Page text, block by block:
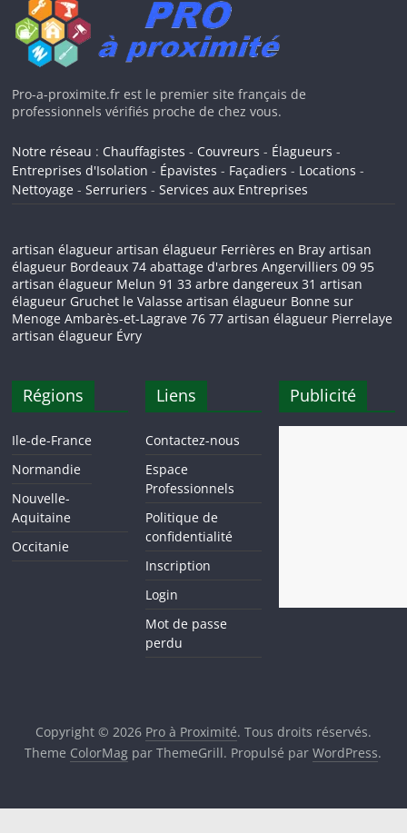
Pro-a-proximite.fr est le premier site français de
professionnels vérifiés proche de chez vous.
Notre réseau : Chauffagistes - Couvreurs - Élagueurs -
Entreprises d'Isolation - Épavistes - Façadiers - Locations -
Nettoyage -Serruriers -Services aux Entreprises
artisan élagueur artisan élagueur Ferrières en Bray artisan
élagueur Bordeaux 74 abattage d'arbres Angervilliers 09 95
artisan élagueur Melun 91 33 arbre dangereux 31 artisan
élagueur Gruchet le Valasse artisan élagueur Bonne sur
Menoge Ambarès-et-Lagrave 76 77 artisan élagueur Pierrelaye
artisan élagueur Évry
Régions
Ile-de-France
Normandie
Nouvelle-
Aquitaine
Occitanie
Liens
Contactez-nous
Espace
Professionnels
Politique de
confidentialité
Inscription
Login
Mot de passe
perdu
Publicité
Copyright © 2026 Pro à Proximité. Tous droits réservés.
Theme ColorMag par ThemeGrill. Propulsé parWordPress.